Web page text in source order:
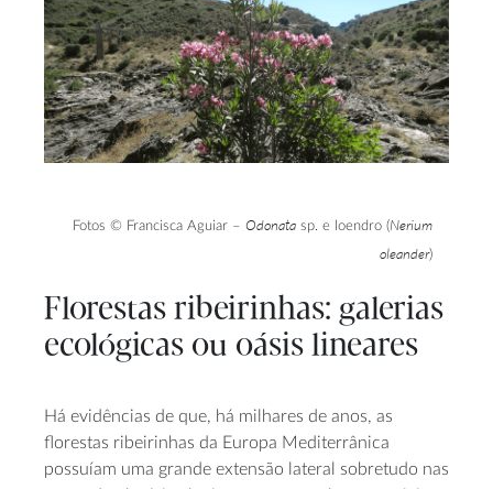
Fotos © Francisca Aguiar – Odonata sp. e loendro (Nerium
oleander)
Florestas ribeirinhas: galerias
ecológicas ou oásis lineares
Há evidências de que, há milhares de anos, as
florestas ribeirinhas da Europa Mediterrânica
possuíam uma grande extensão lateral sobretudo nas